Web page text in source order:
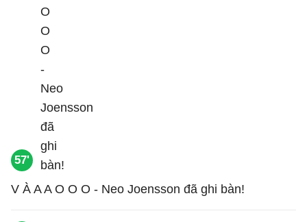
57'
V À A A O O O - Neo Joensson đã ghi bàn!